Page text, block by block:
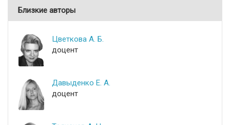
Близкие авторы
Цветкова А. Б.
доцент
Давыденко Е. А.
доцент